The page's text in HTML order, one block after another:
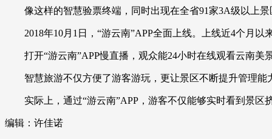
像这样的智慧验票终端，同时出现在全省91家3A级以上景
2018年10月1日，“游云南”APP全面上线。上线近4个月以
打开“游云南”APP慢直播，观众能24小时在线观看云南美
智慧旅游不仅方便了游客游玩，更让景区不断提升管理能
实际上，通过“游云南”APP，游客不仅能够实时看到景区
编辑：许佳诺